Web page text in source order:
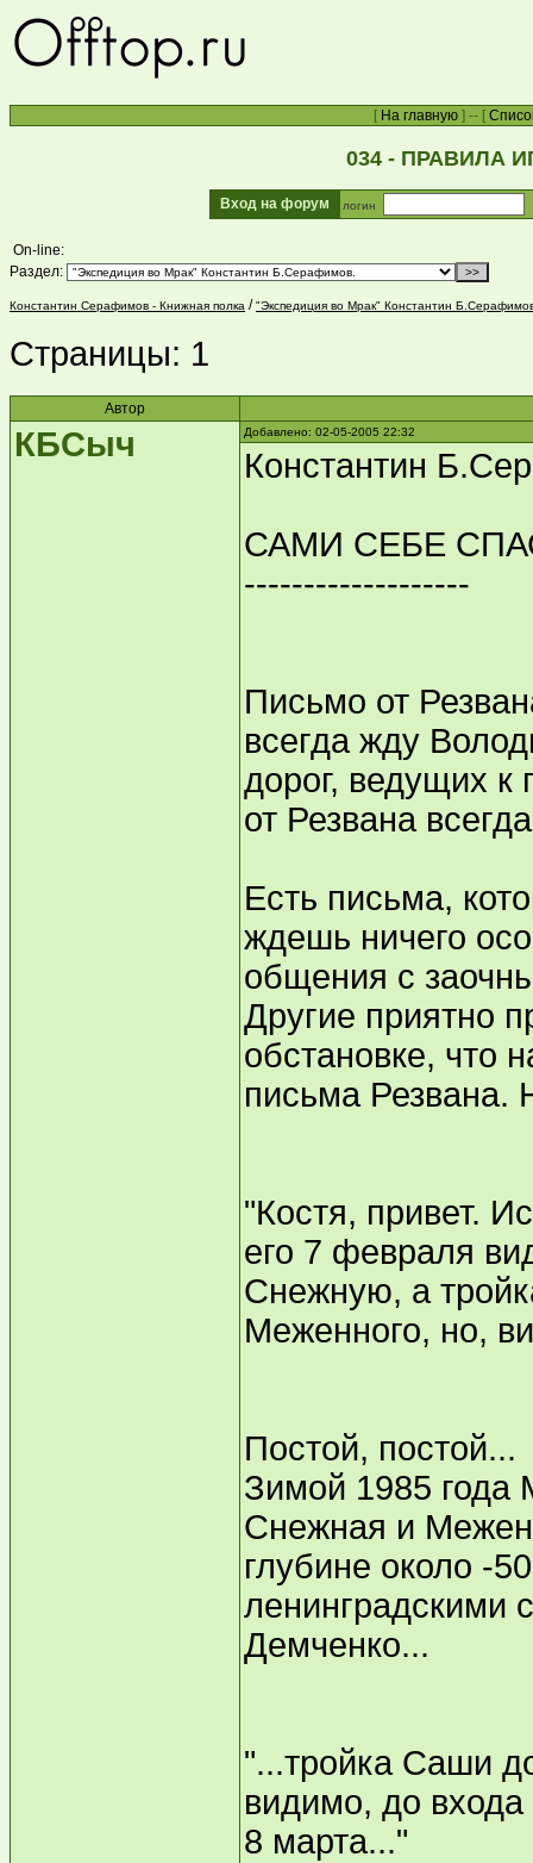
[ На главную] -- [
034 - ПРАВИЛА
Вход на форум логин
On-line:
Раздел:
Константин Серафимов - Книжная полка /"Экспедиция во Мрак" Константин
Страницы: 1
Автор
КБСыч Добавлено: 02-05-2005 22:32
Константин
САМИ СЕБЕ
-------------------
Письмо от
всегда жду
дорог, ведущих к
от Резвана
Есть письма,
ждешь ничего
общения с
Другие приятно
обстановке, что
письма Резвана.
"Костя, привет.
его 7 февраля
Снежную, а
Меженного, но,
Постой, постой...
Зимой 1985 года
Снежная и
глубине около -
ленинградскими
Демченко...
"...тройка Саши
видимо, до
8 марта..."